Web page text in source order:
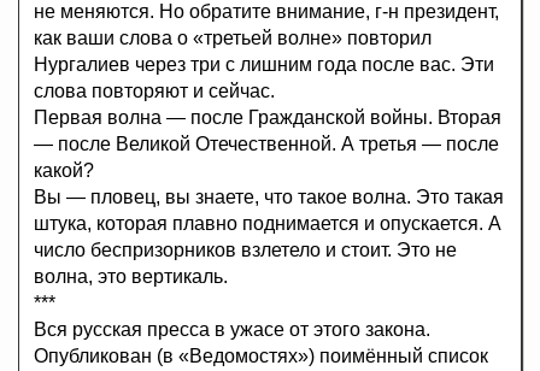
не меняются. Но обратите внимание, г-н президент,
как ваши слова о «третьей волне» повторил
Нургалиев через три с лишним года после вас. Эти
слова повторяют и сейчас.
Первая волна — после Гражданской войны. Вторая
— после Великой Отечественной. А третья — после
какой?
Вы — пловец, вы знаете, что такое волна. Это такая
штука, которая плавно поднимается и опускается. А
число беспризорников взлетело и стоит. Это не
волна, это вертикаль.
***
Вся русская пресса в ужасе от этого закона.
Опубликован (в «Ведомостях») поимённый список